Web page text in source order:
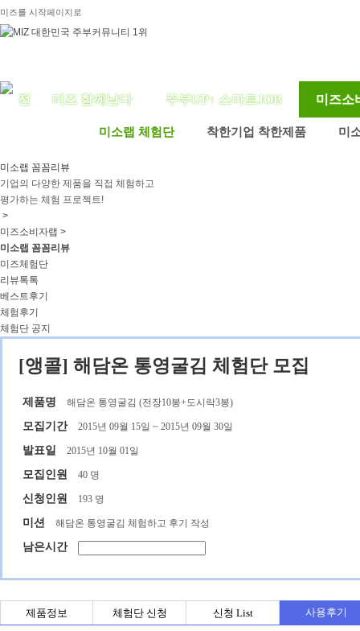
미즈를 시작페이지로
미즈 함께날다 주부UP↑ 스마트JOB 미즈소
미소랩 체험단 착한기업 착한제품 미
미소랩 꼼꼼리뷰
기업의 다양한 제품을 직접 체험하고
평가하는 체험 프로젝트!
>
미즈소비자랩 >
미소랩 꼼꼼리뷰
미즈체험단
리뷰톡톡
베스트후기
체험후기
체험단 공지
[앵콜] 해담온 통영굴김 체험단 모집
제품명 해담온 통영굴김 (전장10봉+도시락3봉)
모집기간 2015년 09월 15일 ~ 2015년 09월 30일
발표일 2015년 10월 01일
모집인원 40 명
신청인원 193 명
미션 해담온 통영굴김 체험하고 후기 작성
남은시간
제품정보 체험단 신청 신청 List 사용후기